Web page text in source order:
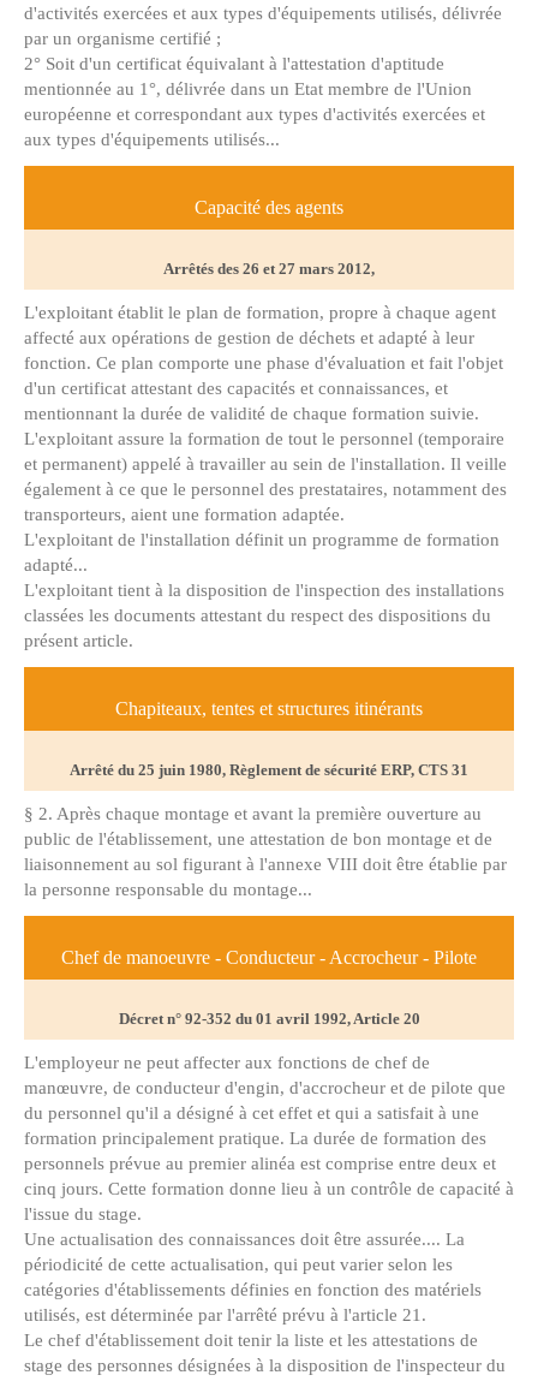
d'activités exercées et aux types d'équipements utilisés, délivrée
par un organisme certifié ;
2° Soit d'un certificat équivalant à l'attestation d'aptitude
mentionnée au 1°, délivrée dans un Etat membre de l'Union
européenne et correspondant aux types d'activités exercées et
aux types d'équipements utilisés...
Capacité des agents
Arrêtés des 26 et 27 mars 2012,
L'exploitant établit le plan de formation, propre à chaque agent
affecté aux opérations de gestion de déchets et adapté à leur
fonction. Ce plan comporte une phase d'évaluation et fait l'objet
d'un certificat attestant des capacités et connaissances, et
mentionnant la durée de validité de chaque formation suivie.
L'exploitant assure la formation de tout le personnel (temporaire
et permanent) appelé à travailler au sein de l'installation. Il veille
également à ce que le personnel des prestataires, notamment des
transporteurs, aient une formation adaptée.
L'exploitant de l'installation définit un programme de formation
adapté...
L'exploitant tient à la disposition de l'inspection des installations
classées les documents attestant du respect des dispositions du
présent article.
Chapiteaux, tentes et structures itinérants
Arrêté du 25 juin 1980, Règlement de sécurité ERP, CTS 31
§ 2. Après chaque montage et avant la première ouverture au
public de l'établissement, une attestation de bon montage et de
liaisonnement au sol figurant à l'annexe VIII doit être établie par
la personne responsable du montage...
Chef de manoeuvre - Conducteur - Accrocheur - Pilote
Décret n° 92-352 du 01 avril 1992, Article 20
L'employeur ne peut affecter aux fonctions de chef de
manœuvre, de conducteur d'engin, d'accrocheur et de pilote que
du personnel qu'il a désigné à cet effet et qui a satisfait à une
formation principalement pratique. La durée de formation des
personnels prévue au premier alinéa est comprise entre deux et
cinq jours. Cette formation donne lieu à un contrôle de capacité à
l'issue du stage.
Une actualisation des connaissances doit être assurée.... La
périodicité de cette actualisation, qui peut varier selon les
catégories d'établissements définies en fonction des matériels
utilisés, est déterminée par l'arrêté prévu à l'article 21.
Le chef d'établissement doit tenir la liste et les attestations de
stage des personnes désignées à la disposition de l'inspecteur du